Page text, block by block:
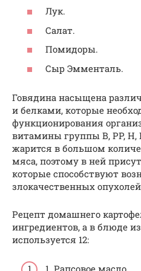
Лук.
Салат.
Помидоры.
Сыр Эмменталь.
Говядина насыщена
и белками, которые
функционирования
витамины группы B, PP, H,
жарится в большом
мяса, поэтому в ней
которые способствуют
злокачественных
Рецепт домашнего
ингредиентов, а в блюде
используется 12: